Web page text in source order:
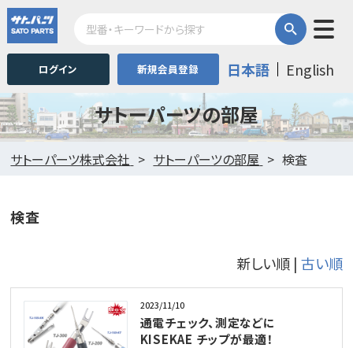
ログイン 新規会員登録 日本語 English
サトーパーツの部屋
サトーパーツ株式会社 サトーパーツの部屋 検査
検査
新しい順 | 古い順
2023/11/10
通電チェック、測定などに
KISEKAE チップが最適！